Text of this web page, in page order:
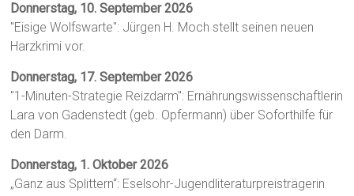
Donnerstag, 10. September 2026
"Eisige Wolfswarte": Jürgen H. Moch stellt seinen neuen
Harzkrimi vor.
Donnerstag, 17. September 2026
"1-Minuten-Strategie Reizdarm": Ernährungswissenschaftlerin
Lara von Gadenstedt (geb. Opfermann) über Soforthilfe für
den Darm.
Donnerstag, 1. Oktober 2026
„Ganz aus Splittern“: Eselsohr-Jugendliteraturpreisträgerin